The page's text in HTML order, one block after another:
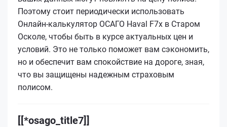
Поэтому стоит периодически использовать
Онлайн-калькулятор ОСАГО Haval F7x в Старом
Осколе, чтобы быть в курсе актуальных цен и
условий. Это не только поможет вам сэкономить,
но и обеспечит вам спокойствие на дороге, зная,
что вы защищены надежным страховым
полисом.
[[*osago_title7]]